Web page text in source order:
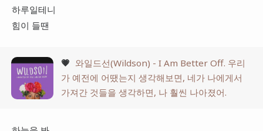
하루일테니
힘이 들땐
💗 와일드선(Wildson) - I Am Better Off. 우리
가 예전에 어땠는지 생각해보면, 네가 나에게서
가져간 것들을 생각하면, 나 훨씬 나아졌어.